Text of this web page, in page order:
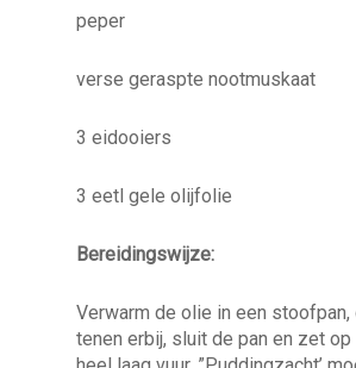
peper
verse geraspte nootmuskaat
3 eidooiers
3 eetl gele olijfolie
Bereidingswijze:
Verwarm de olie in een stoofpan,
tenen erbij, sluit de pan en zet op